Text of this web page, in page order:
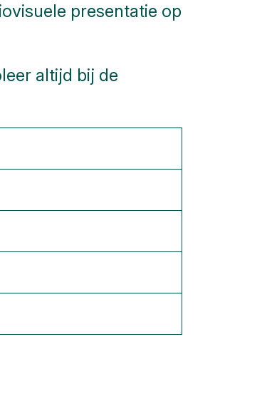
presentatie op
altijd bij de